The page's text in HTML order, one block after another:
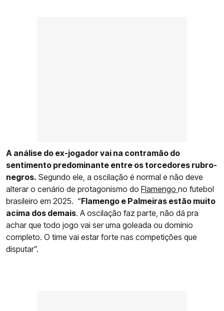
A análise do ex-jogador vai na contramão do
sentimento predominante entre os torcedores rubro-
negros. Segundo ele, a oscilação é normal e não deve
alterar o cenário de protagonismo do Flamengo no futebol
brasileiro em 2025. “Flamengo e Palmeiras estão muito
acima dos demais. A oscilação faz parte, não dá pra
achar que todo jogo vai ser uma goleada ou domínio
completo. O time vai estar forte nas competições que
disputar”.